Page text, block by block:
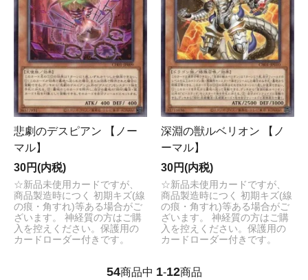
悲劇のデスピアン 【ノー
マル】
30円(内税)
☆新品未使用カードですが、
商品製造時につく 初期キズ(線
の痕・角すれ)等ある場合がご
ざいます。 神経質の方はご購
入を控えください。保護用の
カードローダー付きです。
深淵の獣ルベリオン 【ノ
ーマル】
30円(内税)
☆新品未使用カードですが、
商品製造時につく 初期キズ(線
の痕・角すれ)等ある場合がご
ざいます。 神経質の方はご購
入を控えください。保護用の
カードローダー付きです。
54商品中 1-12商品